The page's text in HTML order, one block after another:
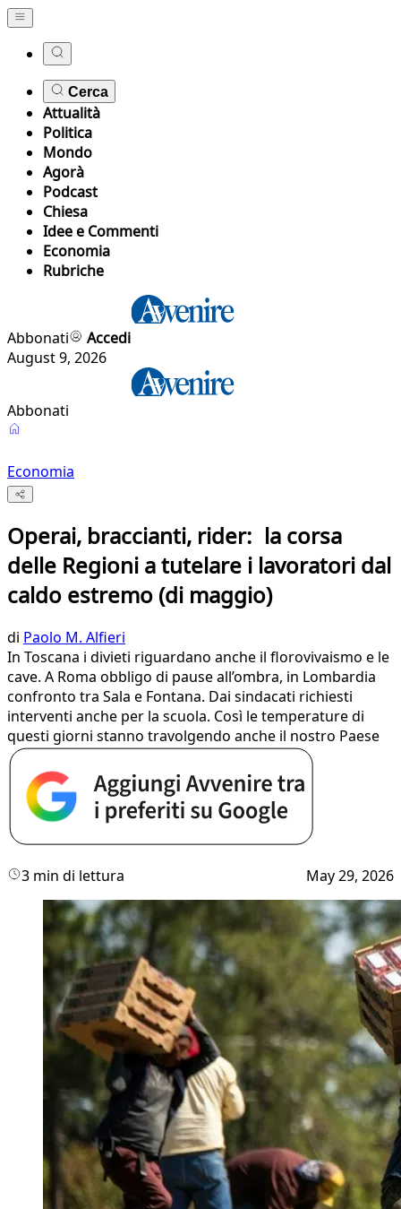
Cerca
Attualità
Politica
Mondo
Agorà
Podcast
Chiesa
Idee e Commenti
Economia
Rubriche
Abbonati
Accedi
August 9, 2026
Abbonati
Economia
Operai, braccianti, rider: la corsa
delle Regioni a tutelare i lavoratori dal
caldo estremo (di maggio)
di Paolo M. Alfieri
In Toscana i divieti riguardano anche il florovivaismo e le
cave. A Roma obbligo di pause all’ombra, in Lombardia
confronto tra Sala e Fontana. Dai sindacati richiesti
interventi anche per la scuola. Così le temperature di
questi giorni stanno travolgendo anche il nostro Paese
3 min di lettura May 29, 2026